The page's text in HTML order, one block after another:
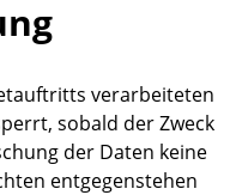
verarbeiteten
sobald der Zweck
der Daten keine
entgegenstehen